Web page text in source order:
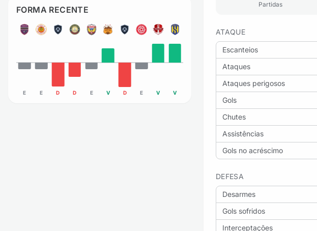
FORMA RECENTE
E E D D E V D E V V
Partidas
ATAQUE
Escanteios
Ataques
Ataques perigosos
Gols
Chutes
Assistências
Gols no acréscimo
DEFESA
Desarmes
Gols sofridos
Interceptações